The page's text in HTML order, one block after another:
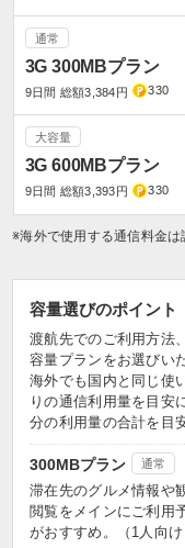
通常
3G 300MBプラン
9日間 総額3,384円 330
大容量
3G 600MBプラン
9日間 総額3,393円 330
※海外で使用する通信料金は
容量選びのポイント
渡航先でのご利用方法
容量プランをお選びい
海外でも国内と同じ使
りの通信利用量を目安
分の利用量の合計を目
300MBプラン 通常
滞在先のグルメ情報や
閲覧をメインにご利用
がおすすめ。（1人向け